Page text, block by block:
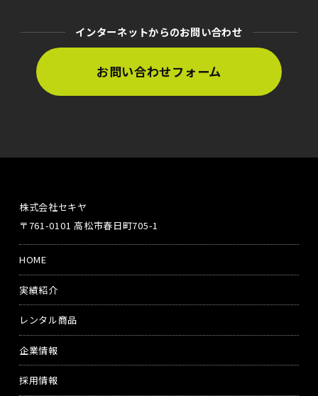
インターネットからのお問い合わせ
お問い合わせフォーム
株式会社セキヤ
〒761-0101 高松市春日町705-1
HOME
実績紹介
レンタル商品
企業情報
採用情報